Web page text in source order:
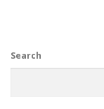
Search